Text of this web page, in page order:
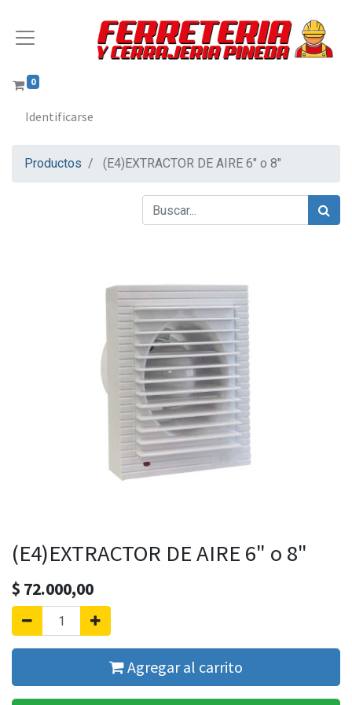
0
Identificarse
Productos (E4)EXTRACTOR DE AIRE 6" o 8"
(E4)EXTRACTOR DE AIRE 6" o 8"
$ 72.000,00
Agregar al carrito